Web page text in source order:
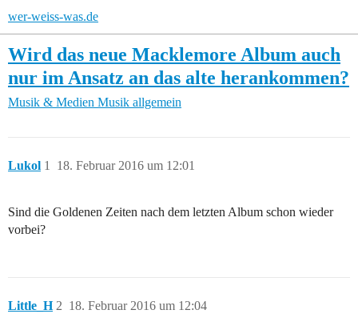
wer-weiss-was.de
Wird das neue Macklemore Album auch
nur im Ansatz an das alte herankommen?
Musik & Medien Musik allgemein
Lukol 18. Februar 2016 um 12:01
1
Sind die Goldenen Zeiten nach dem letzten Album schon wieder
vorbei?
Little_H 18. Februar 2016 um 12:04
2